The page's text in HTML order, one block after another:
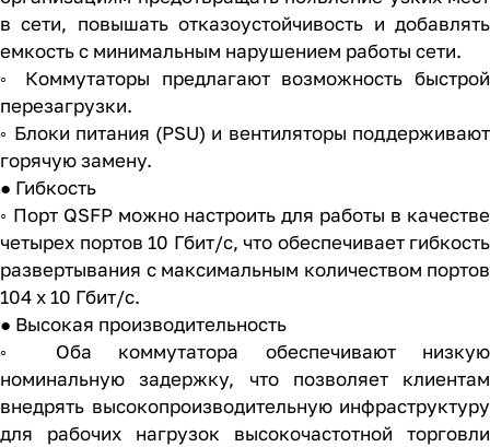
в сети, повышать отказоустойчивость и добавлять
емкость с минимальным нарушением работы сети.
◦ Коммутаторы предлагают возможность быстрой
перезагрузки.
◦ Блоки питания (PSU) и вентиляторы поддерживают
горячую замену.
● Гибкость
◦ Порт QSFP можно настроить для работы в качестве
четырех портов 10 Гбит/с, что обеспечивает гибкость
развертывания с максимальным количеством портов
104 x 10 Гбит/с.
● Высокая производительность
◦ Оба коммутатора обеспечивают низкую
номинальную задержку, что позволяет клиентам
внедрять высокопроизводительную инфраструктуру
для рабочих нагрузок высокочастотной торговли